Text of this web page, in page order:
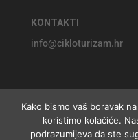
KONTAKTI
info@cikloturizam.hr
© 2026 Koordinacijsko
Kako bismo vaš boravak
koristimo kolačiće.
podrazumijeva da ste